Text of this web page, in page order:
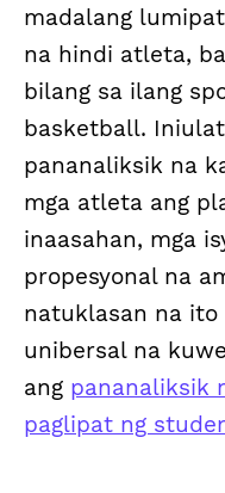
madalang
na hindi atleta,
bilang sa ilang
basketball.
pananaliksik na
mga atleta ang
inaasahan, mga
propesyonal na
natuklasan na ito
unibersal na
ang pananaliksik
paglipat ng